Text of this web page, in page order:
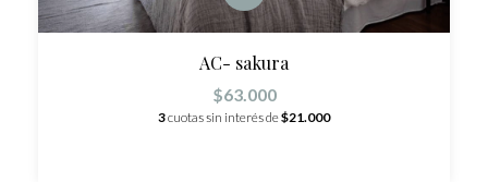
AC- sakura
$63.000
3cuotas sin interés de$21.000